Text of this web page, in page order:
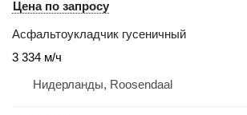
Цена по запросу
Асфальтоукладчик гусеничный
3 334 м/ч
Нидерланды, Roosendaal